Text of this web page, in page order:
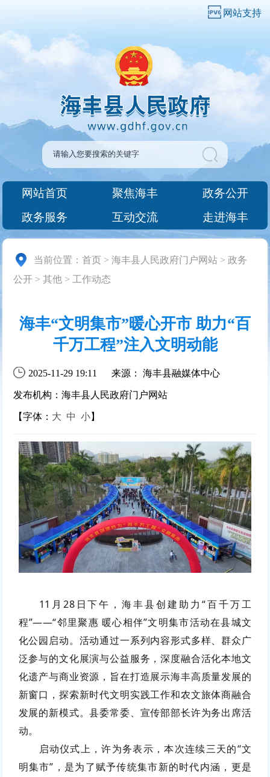
网站支持
网站首页 聚焦海丰
政务公开
政务服务
互动交流 走进海丰
当前位置：首页 >海丰县人民政府门户网站 >政务
公开 >其他 > 工作动态
海丰“文明集市”暖心开市 助力“百
千万工程”注入文明动能
2025-11-29 19:11 来源： 海丰县融媒体中心
发布机构：海丰县人民政府门户网站
【字体： 大 中 小】
11月28日下午，海丰县创建助力“百千万工
程”——“邻里聚惠 暖心相伴”文明集市活动在县城文
化公园启动。活动通过一系列内容形式多样、群众广
泛参与的文化展演与公益服务，深度融合活化本地文
化遗产与商业资源，旨在打造展示海丰高质量发展的
新窗口，探索新时代文明实践工作和农文旅体商融合
发展的新模式。县委常委、宣传部部长许为务出席活
动。
启动仪式上，许为务表示，本次连续三天的“文
明集市”，是为了赋予传统集市新的时代内涵，更是